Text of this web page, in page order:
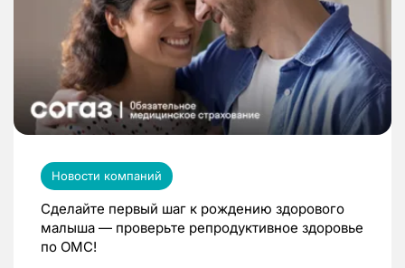
Новости компаний
Сделайте первый шаг к рождению здорового
малыша — проверьте репродуктивное здоровье
по ОМС!